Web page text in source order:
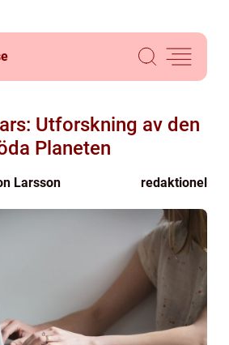
Utforskning av den
Planeten
Larsson redaktionel